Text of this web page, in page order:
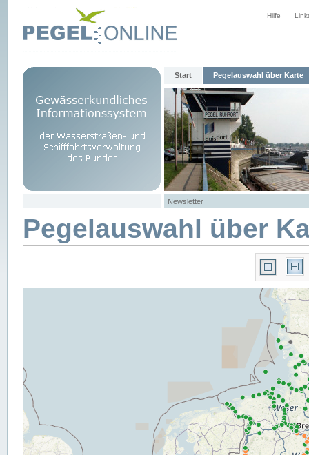
Hilfe
Start Pegelauswahl über Karte
Newsletter
Pegelauswahl über